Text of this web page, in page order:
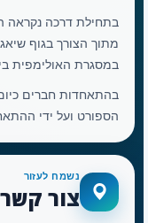
מתוך הצורך בגוף
במסגרת האולימפית
הספורט ועל ידי
נשמח לעזור
צור